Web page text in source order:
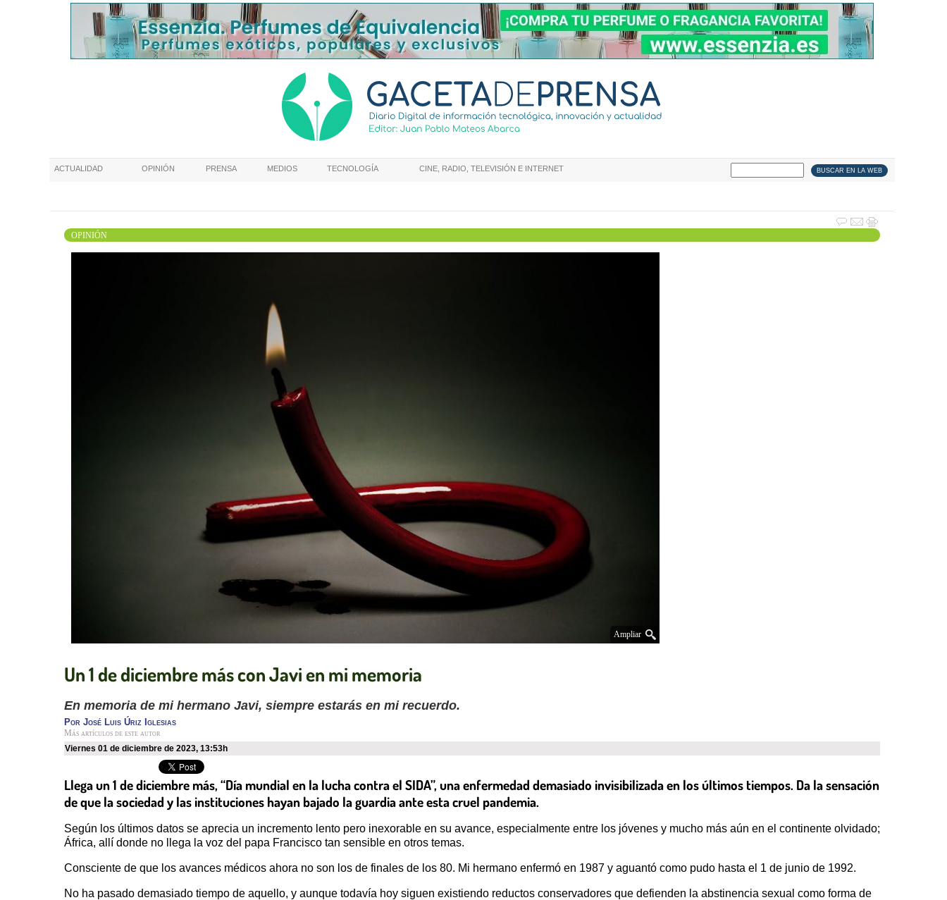
ACTUALIDAD OPINIÓN PRENSA MEDIOS TECNOLOGÍA CINE, RADIO, TELEVISIÓN E INTERNET
OPINIÓN
Ampliar
Un 1 de diciembre más con Javi en mi memoria
En memoria de mi hermano Javi, siempre estarás en mi recuerdo.
Por José Luis Úriz Iglesias
Más artículos de este autor
viernes 01 de diciembre de 2023, 13:53h
Llega un 1 de diciembre más, “Día mundial en la lucha contra el SIDA”, una enfermedad demasiado invisibilizada en los últimos tiempos. Da la sensación
de que la sociedad y las instituciones hayan bajado la guardia ante esta cruel pandemia.
Según los últimos datos se aprecia un incremento lento pero inexorable en su avance, especialmente entre los jóvenes y mucho más aún en el continente olvidado;
África, allí donde no llega la voz del papa Francisco tan sensible en otros temas.
Consciente de que los avances médicos ahora no son los de finales de los 80. Mi hermano enfermó en 1987 y aguantó como pudo hasta el 1 de junio de 1992.
No ha pasado demasiado tiempo de aquello, y aunque todavía hoy siguen existiendo reductos conservadores que defienden la abstinencia sexual como forma de